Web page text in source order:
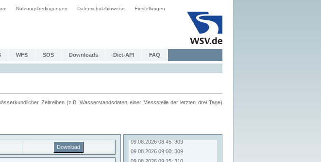
Nutzungsbedingungen Datenschutzhinweise Einstellungen
WFS SOS Downloads Dict-API FAQ
Zeitreihen (z.B. Wasserstandsdaten einer Messstelle der letzten drei Tage)